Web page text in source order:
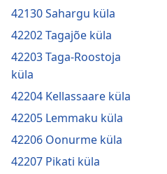
42130 Sahargu küla
42202 Tagajõe küla
42203 Taga-Roostoja
küla
42204 Kellassaare küla
42205 Lemmaku küla
42206 Oonurme küla
42207 Pikati küla